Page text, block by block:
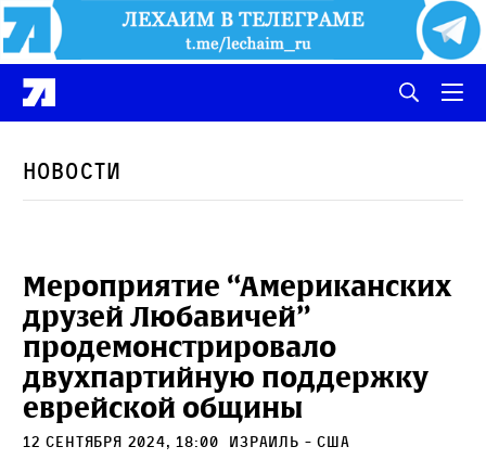
Новости
Мероприятие “Американских
друзей Любавичей”
продемонстрировало
двухпартийную поддержку
еврейской общины
12 сентября 2024, 18:00 Израиль - США